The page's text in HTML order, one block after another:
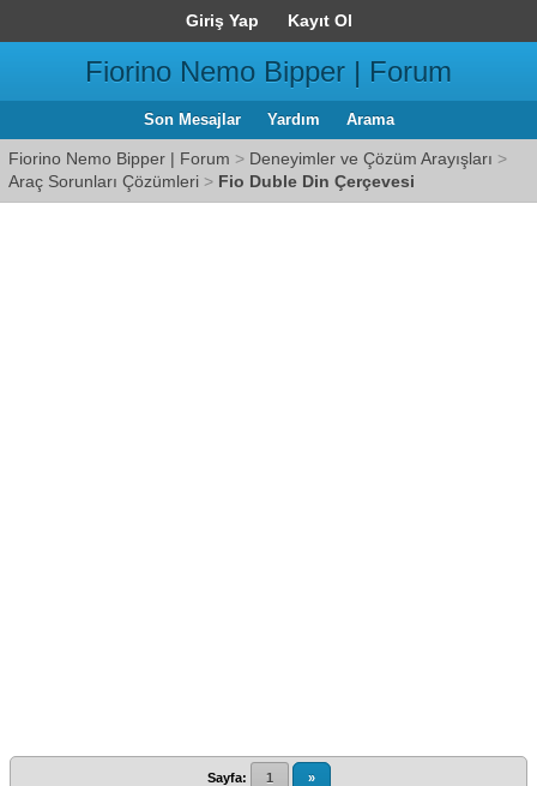
Giriş Yap Kayıt Ol
Fiorino Nemo Bipper | Forum
Son Mesajlar Yardım Arama
Fiorino Nemo Bipper | Forum > Deneyimler ve Çözüm Arayışları >
Araç Sorunları Çözümleri > Fio Duble Din Çerçevesi
Sayfa: 1 »